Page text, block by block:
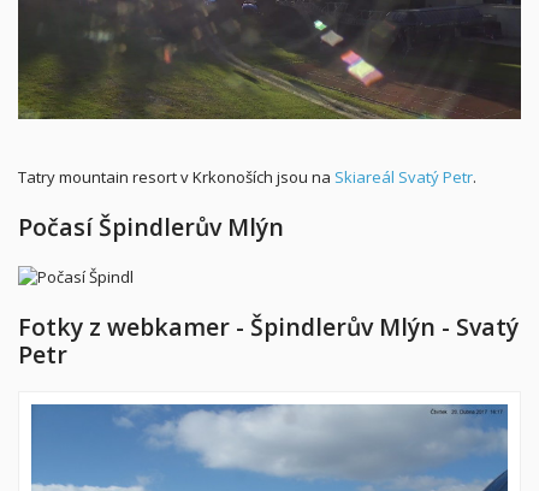
Tatry mountain resort v Krkonoších jsou na Skiareál Svatý Petr.
Počasí Špindlerův Mlýn
Fotky z webkamer - Špindlerův Mlýn - Svatý
Petr